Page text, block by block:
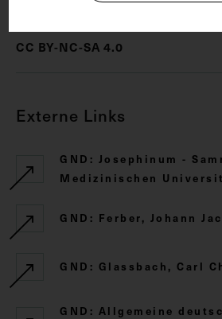
CC BY-NC-SA 4.0
Externe Links
GND: Josephinum -
Medizinischen
GND: Ferber, Johann
GND: Glassbach, Carl
GND: Allgemeine